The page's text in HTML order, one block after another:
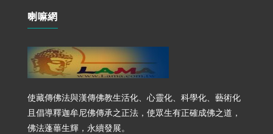
喇嘛網
使藏傳佛法與漢傳佛教生活化、心靈化、科學化、藝術化
且倡導釋迦牟尼佛傳承之正法，使眾生有正確成佛之道，
佛法蓬蓽生輝，永續發展。